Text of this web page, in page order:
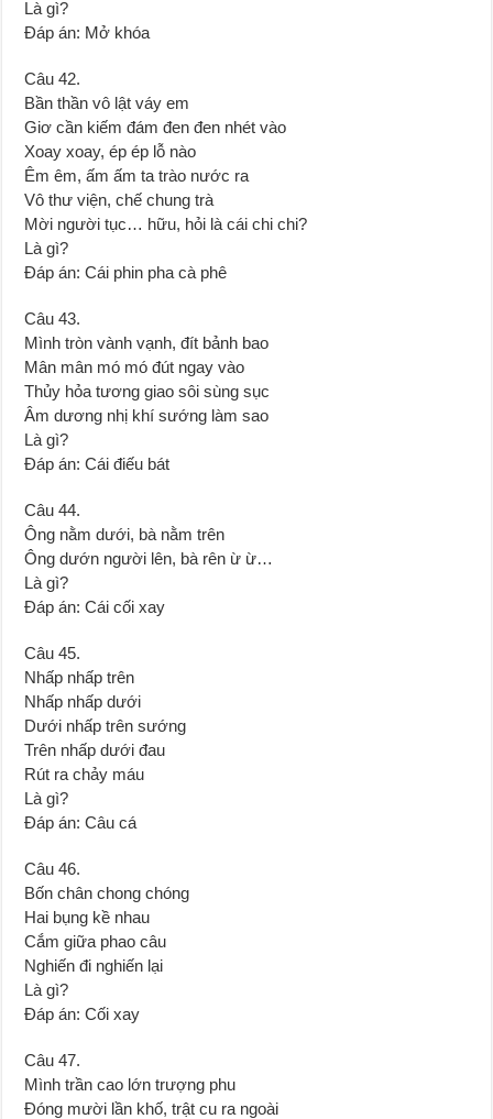
Là gì?
Đáp án: Mở khóa
Câu 42.
Bần thần vô lật váy em
Giơ cần kiếm đám đen đen nhét vào
Xoay xoay, ép ép lỗ nào
Êm êm, ấm ấm ta trào nước ra
Vô thư viện, chế chung trà
Mời người tục… hữu, hỏi là cái chi chi?
Là gì?
Đáp án: Cái phin pha cà phê
Câu 43.
Mình tròn vành vạnh, đít bảnh bao
Mân mân mó mó đút ngay vào
Thủy hỏa tương giao sôi sùng sục
Âm dương nhị khí sướng làm sao
Là gì?
Đáp án: Cái điếu bát
Câu 44.
Ông nằm dưới, bà nằm trên
Ông dướn người lên, bà rên ừ ừ…
Là gì?
Đáp án: Cái cối xay
Câu 45.
Nhấp nhấp trên
Nhấp nhấp dưới
Dưới nhấp trên sướng
Trên nhấp dưới đau
Rút ra chảy máu
Là gì?
Đáp án: Câu cá
Câu 46.
Bốn chân chong chóng
Hai bụng kề nhau
Cắm giữa phao câu
Nghiến đi nghiến lại
Là gì?
Đáp án: Cối xay
Câu 47.
Mình trần cao lớn trượng phu
Đóng mười lần khố, trật cu ra ngoài